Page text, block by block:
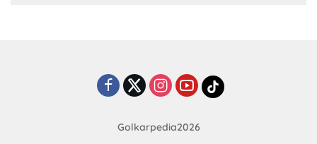
Golkarpedia2026